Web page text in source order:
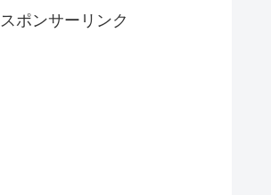
スポンサーリンク